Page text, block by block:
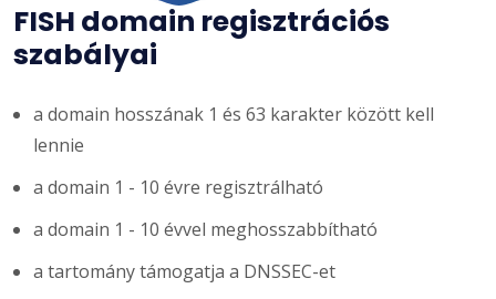
FISH domain regisztrációs
szabályai
a domain hosszának 1 és 63 karakter között kell
lennie
a domain 1 - 10 évre regisztrálható
a domain 1 - 10 évvel meghosszabbítható
a tartomány támogatja a DNSSEC-et